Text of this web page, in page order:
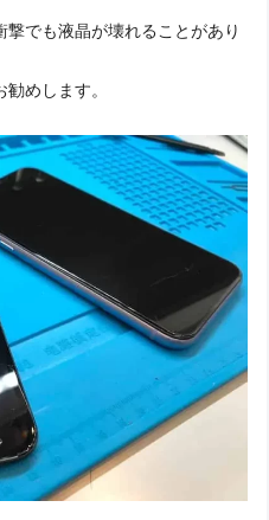
でも液晶が壊れることがあり
めします。